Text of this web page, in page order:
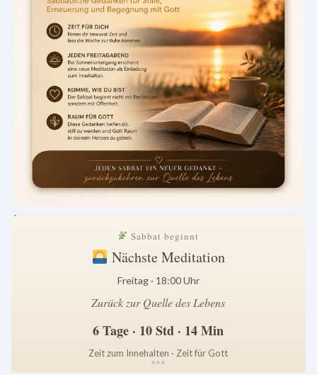
.
Sabbat beginnt
Nächste Meditation
Freitag · 18:00 Uhr
Zurück zur Quelle des Lebens
6 Tage · 10 Std · 14 Min
Zeit zum Innehalten · Zeit für Gott
***